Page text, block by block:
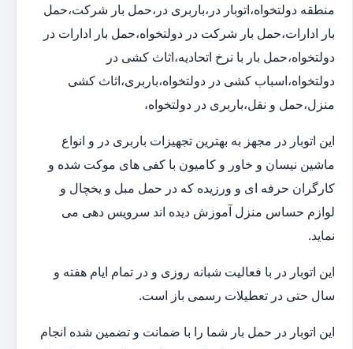
منطقه دولتخواه،اتوبار در،باربری در،حمل بار شرکت،حمل
بار ادارات،حمل بار شرکت در دولتخواه،حمل بار ادارات در
دولتخواه،حمل بار با نرخ اتحادیه،اثاث کشی در
دولتخواه،اسباب کشی در دولتخواه،باربری،اثاث کشی
منزل،حمل و نقل،باربری در دولتخواه،
این اتوبار در مجهز به بهترین تجهیزات باربری در و انواع
ماشین نیسان و خاور و کامیون با کفی های موکت شده و
کارگران حرفه ای و ورزیده که در حمل مبل و یخچال و
لوازم حساس منزل آموزش دیده اند سرویس دهی می
نماید.
این اتوبار در با فعالیت شبانه روزی و در تمام ایام هفته و
سال حتی در تعطیلات رسمی باز است.
این اتوبار در حمل بار شما را با ضمانت و تضمین شده انجام